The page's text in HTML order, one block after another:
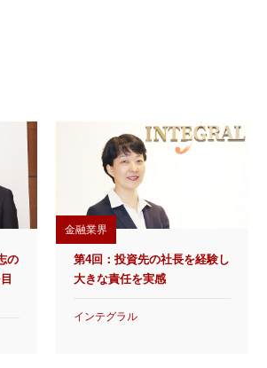
の
金融業界
第4回：投資先の社長を経験し
大きな責任を実感
インテグラル